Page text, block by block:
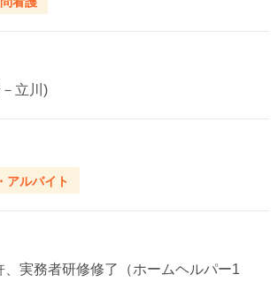
立川)
アルバイト
、実務者研修修了（ホームヘルパー1